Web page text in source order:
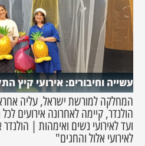
עשייה וחיבורים: אירועי קיץ
המחלקה למורשת ישראל, עליה
הולנדר, קיימה לאחרונה אירועים
ועד לאירועי נשים ואימהות |
לאירועי אלול והחגים"